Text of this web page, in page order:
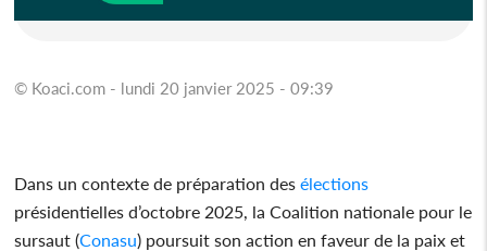
© Koaci.com - lundi 20 janvier 2025 - 09:39
Dans un contexte de préparation des élections
présidentielles d’octobre 2025, la Coalition nationale pour le
sursaut (Conasu) poursuit son action en faveur de la paix et